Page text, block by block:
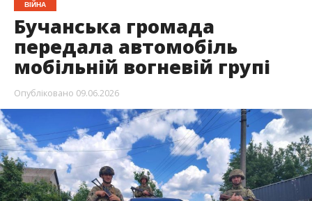
ВІЙНА
Бучанська громада
передала автомобіль
мобільній вогневій групі
Опубліковано 09.06.2026